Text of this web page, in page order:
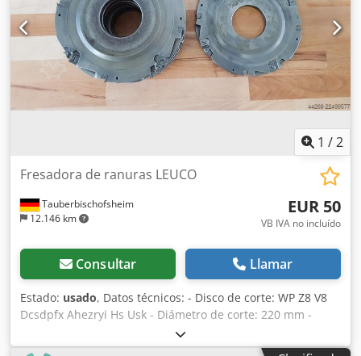
1 /2
Tauberbischofsheim
12.146 km
Fresadora de ranuras LEUCO
EUR 50
VB IVA no incluído
Consultar Llamar
Estado: usado, Datos técnicos: - Disco de corte: WP Z8 V8
Dcsdpfx Ahezryi Hs Usk - Diámetro de corte: 220 mm -
Orificio: 70 mm - Longitud: 14 mm - Material: Acero -
Disponibilidad: 8